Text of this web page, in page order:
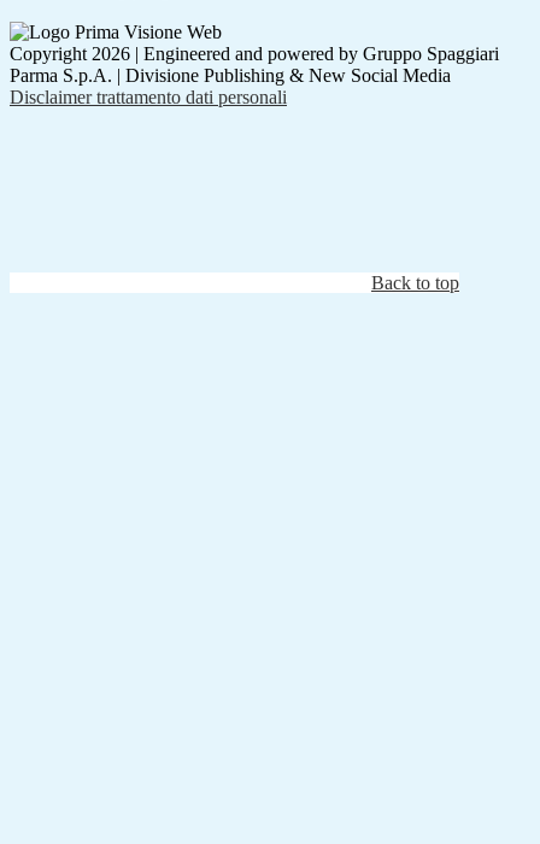
Copyright 2026 | Engineered and powered by Gruppo Spaggiari
Parma S.p.A. | Divisione Publishing & New Social Media
Disclaimer trattamento dati personali
Back to top